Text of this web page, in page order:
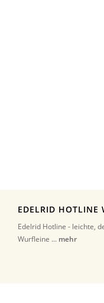
EDELRID HOTLINE
Edelrid Hotline - leichte,
Wurfleine ... mehr